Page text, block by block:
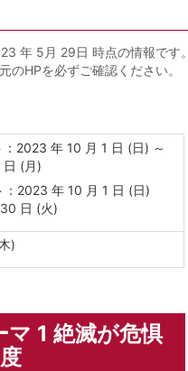
年 5月 29日 時点の情報です。
のHPを必ずご確認ください。
：2023 年 10 月 1 日 (日) ～
(月)
：2023 年 10 月 1 日 (日)
日 (火)
)
1 絶滅が危惧